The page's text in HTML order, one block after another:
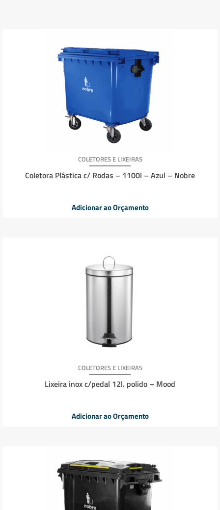
COLETORES E LIXEIRAS
Coletora Plástica c/ Rodas – 1100l – Azul – Nobre
Adicionar ao Orçamento
COLETORES E LIXEIRAS
Lixeira inox c/pedal 12l. polido – Mood
Adicionar ao Orçamento